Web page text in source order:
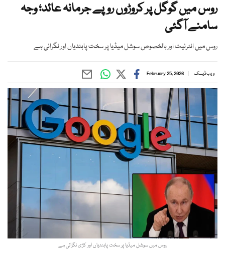
روس میں گوگل پر کروڑوں روپے جرمانہ عائد؛ وجہ
سامنے آگئی
روس میں انٹرنیٹ اور بالخصوص سوشل میڈیا پر سخت پابندیاں اور نگرانی ہے
ویب ڈیسک February 25, 2026
روس میں سوشل میڈیا پر سخت پابندیاں اور کڑی نگرانی ہے